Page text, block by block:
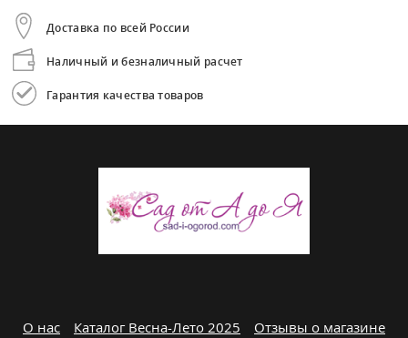
Доставка по всей России
Наличный и безналичный расчет
Гарантия качества товаров
О нас Каталог Весна-Лето 2025
Отзывы о магазине